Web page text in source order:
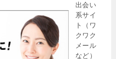
出会い
系サイ
ト（ワ
クワク
メール
など）